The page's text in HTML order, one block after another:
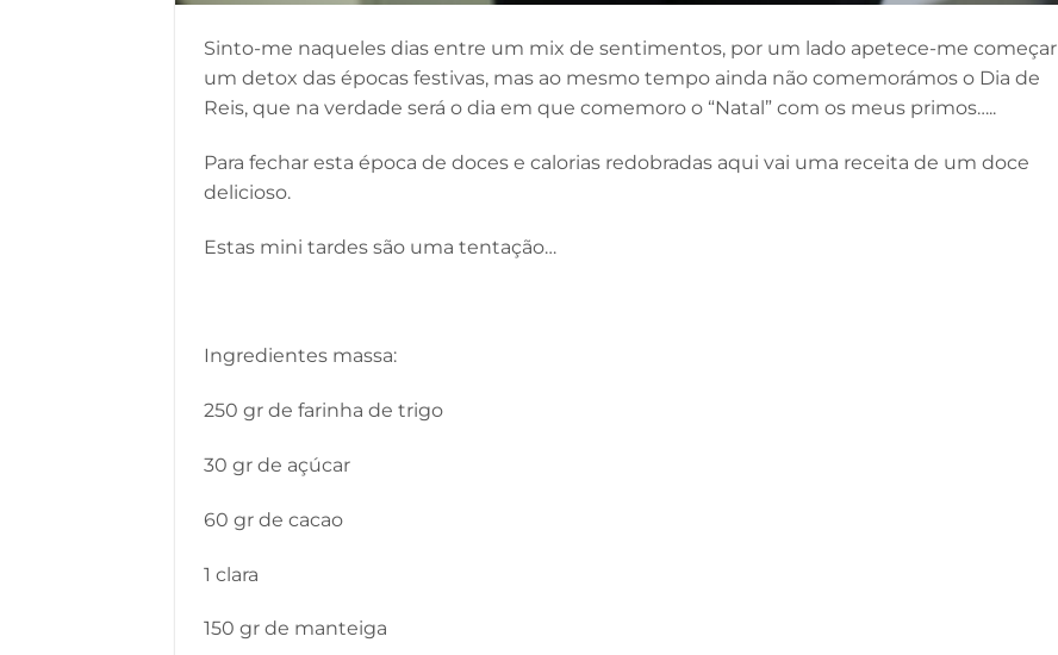
Sinto-me naqueles dias entre um mix de sentimentos, por um lado apetece-me começar
um detox das épocas festivas, mas ao mesmo tempo ainda não comemorámos o Dia de
Reis, que na verdade será o dia em que comemoro o “Natal” com os meus primos…..
Para fechar esta época de doces e calorias redobradas aqui vai uma receita de um doce
delicioso.
Estas mini tardes são uma tentação…
Ingredientes massa:
250 gr de farinha de trigo
30 gr de açúcar
60 gr de cacao
1 clara
150 gr de manteiga